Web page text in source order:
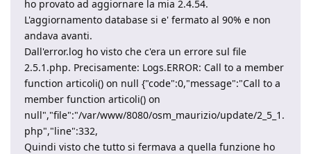
ho provato ad aggiornare la mia 2.4.54.
L'aggiornamento database si e' fermato al 90% e non
andava avanti.
Dall'error.log ho visto che c'era un errore sul file
2.5.1.php. Precisamente: Logs.ERROR: Call to a member
function articoli() on null {"code":0,"message":"Call to a
member function articoli() on
null","file":"/var/www/8080/osm_maurizio/update/2_5_1.
php","line":332,
Quindi visto che tutto si fermava a quella funzione ho